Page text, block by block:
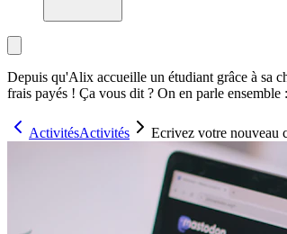
Depuis qu'Alix accueille un étudiant grâce à sa
frais payés ! Ça vous dit ? On en parle ensemble :
ActivitésActivités Ecrivez votre nouveau